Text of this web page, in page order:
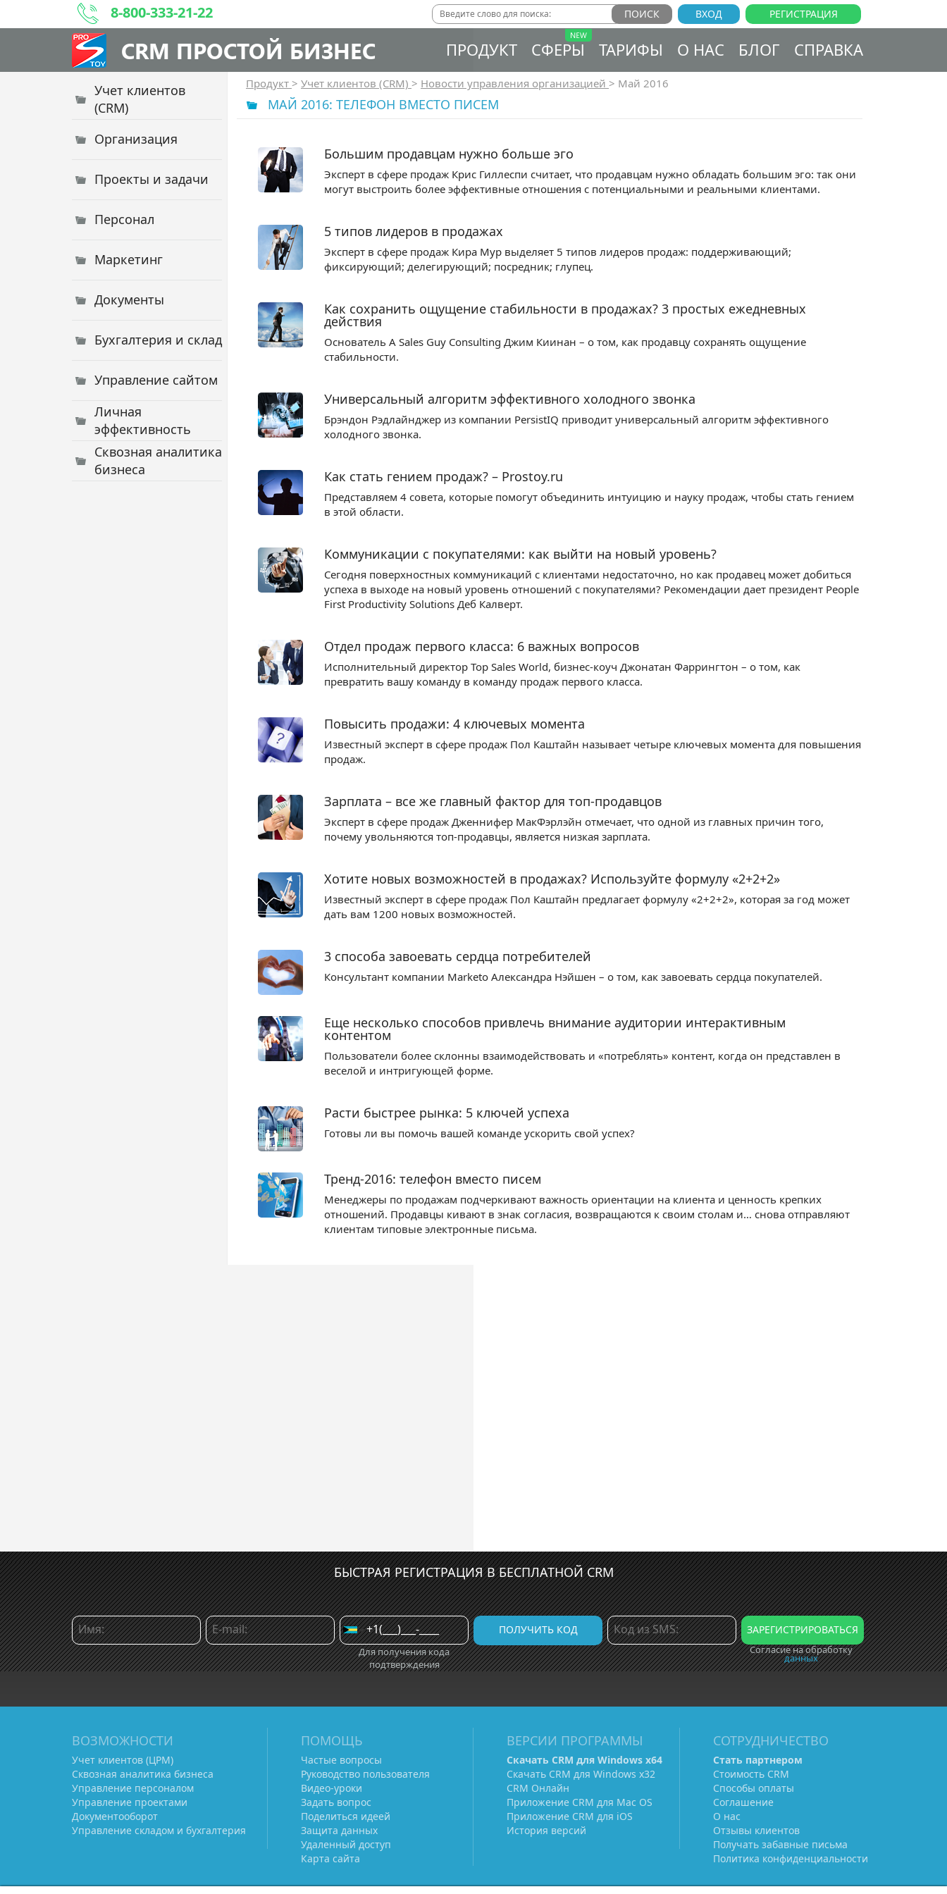
8-800-333-21-22 РЕГИСТРАЦИЯ
ВХОД
CRM ПРОСТОЙ БИЗНЕС ПРОДУКТ СФЕРЫ ТАРИФЫ О НАС БЛОГ СПРАВКА
Учет клиентов
(CRM)
Организация
Проекты и задачи
Персонал
Маркетинг
Документы
Бухгалтерия и склад
Управление сайтом
Личная
эффективность
Сквозная аналитика
бизнеса
Продукт > Учет клиентов (CRM) > Новости управления организацией > Май 2016
МАЙ 2016: ТЕЛЕФОН ВМЕСТО ПИСЕМ
Большим продавцам нужно больше эго
Эксперт в сфере продаж Крис Гиллеспи считает, что продавцам нужно обладать большим эго: так они
могут выстроить более эффективные отношения с потенциальными и реальными клиентами.
5 типов лидеров в продажах
Эксперт в сфере продаж Кира Мур выделяет 5 типов лидеров продаж: поддерживающий;
фиксирующий; делегирующий; посредник; глупец.
Как сохранить ощущение стабильности в продажах? 3 простых ежедневных
действия
Основатель A Sales Guy Consulting Джим Киинан – о том, как продавцу сохранять ощущение
стабильности.
Универсальный алгоритм эффективного холодного звонка
Брэндон Рэдлайнджер из компании PersistIQ приводит универсальный алгоритм эффективного
холодного звонка.
Как стать гением продаж? – Prostoy.ru
Представляем 4 совета, которые помогут объединить интуицию и науку продаж, чтобы стать гением
в этой области.
Коммуникации с покупателями: как выйти на новый уровень?
Сегодня поверхностных коммуникаций с клиентами недостаточно, но как продавец может добиться
успеха в выходе на новый уровень отношений с покупателями? Рекомендации дает президент People
First Productivity Solutions Деб Калверт.
Отдел продаж первого класса: 6 важных вопросов
Исполнительный директор Top Sales World, бизнес-коуч Джонатан Фаррингтон – о том, как
превратить вашу команду в команду продаж первого класса.
Повысить продажи: 4 ключевых момента
Известный эксперт в сфере продаж Пол Каштайн называет четыре ключевых момента для повышения
продаж.
Зарплата – все же главный фактор для топ-продавцов
Эксперт в сфере продаж Дженнифер МакФэрлэйн отмечает, что одной из главных причин того,
почему увольняются топ-продавцы, является низкая зарплата.
Хотите новых возможностей в продажах? Используйте формулу «2+2+2»
Известный эксперт в сфере продаж Пол Каштайн предлагает формулу «2+2+2», которая за год может
дать вам 1200 новых возможностей.
3 способа завоевать сердца потребителей
Консультант компании Marketo Александра Нэйшен – о том, как завоевать сердца покупателей.
Еще несколько способов привлечь внимание аудитории интерактивным
контентом
Пользователи более склонны взаимодействовать и «потреблять» контент, когда он представлен в
веселой и интригующей форме.
Расти быстрее рынка: 5 ключей успеха
Готовы ли вы помочь вашей команде ускорить свой успех?
Тренд-2016: телефон вместо писем
Менеджеры по продажам подчеркивают важность ориентации на клиента и ценность крепких
отношений. Продавцы кивают в знак согласия, возвращаются к своим столам и… снова отправляют
клиентам типовые электронные письма.
БЫСТРАЯ РЕГИСТРАЦИЯ В БЕСПЛАТНОЙ CRM
Для получения кода
подтверждения
Согласие на обработку
данных
ВОЗМОЖНОСТИ
Учет клиентов (ЦРМ)
Сквозная аналитика бизнеса
Управление персоналом
Управление проектами
Документооборот
Управление складом и бухгалтерия
ПОМОЩЬ
Частые вопросы
Руководство пользователя
Видео-уроки
Задать вопрос
Поделиться идеей
Защита данных
Удаленный доступ
Карта сайта
ВЕРСИИ ПРОГРАММЫ
Скачать CRM для Windows х64
Скачать CRM для Windows х32
CRM Онлайн
Приложение CRM для Mac OS
Приложение CRM для iOS
История версий
СОТРУДНИЧЕСТВО
Стать партнером
Стоимость CRM
Способы оплаты
Соглашение
О нас
Отзывы клиентов
Получать забавные письма
Политика конфиденциальности